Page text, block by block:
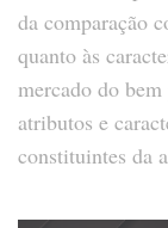
da comparação
quanto às
mercado do
atributos e
constituintes da